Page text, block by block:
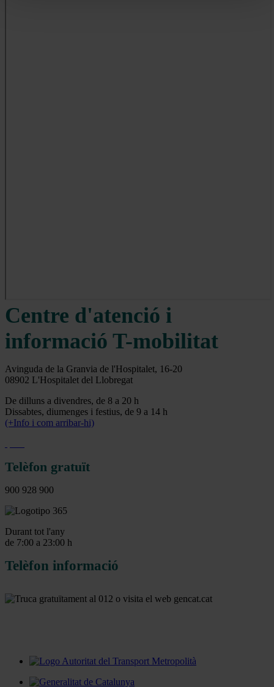
Centre d'atenció i
informació T-mobilitat
Avinguda de la Granvia de l'Hospitalet, 16-20
08902 L'Hospitalet del Llobregat
De dilluns a divendres, de 8 a 20 h
Dissabtes, diumenges i festius, de 9 a 14 h
(+Info i com arribar-hi)
Telèfon gratuït
900 928 900
Durant tot l'any
de 7:00 a 23:00 h
Telèfon informació